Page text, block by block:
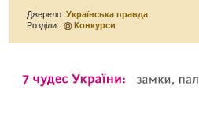
Джерело:Українська правда
Розділи:
Конкурси